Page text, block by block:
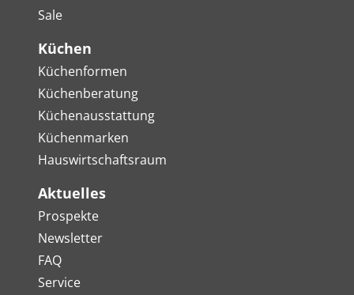
Sale
Küchen
Küchenformen
Küchenberatung
Küchenausstattung
Küchenmarken
Hauswirtschaftsraum
Aktuelles
Prospekte
Newsletter
FAQ
Service